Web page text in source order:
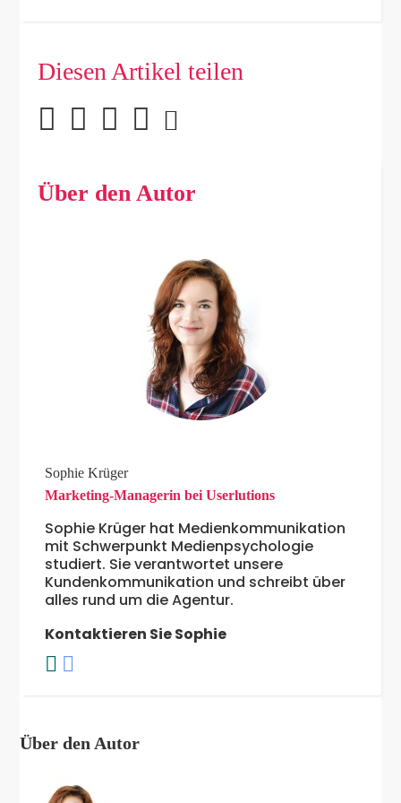
Diesen Artikel teilen
Über den Autor
Sophie Krüger
Marketing-Managerin bei Userlutions
Sophie Krüger hat Medienkommunikation
mit Schwerpunkt Medienpsychologie
studiert. Sie verantwortet unsere
Kundenkommunikation und schreibt über
alles rund um die Agentur.
Kontaktieren Sie Sophie
Über den Autor